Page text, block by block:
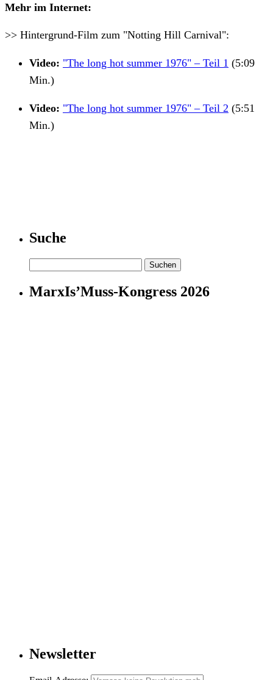
Mehr im Internet:
>> Hintergrund-Film zum "Notting Hill Carnival":
Video: "The long hot summer 1976" – Teil 1 (5:09
Min.)
Video: "The long hot summer 1976" – Teil 2 (5:51
Min.)
Suche
nach:
MarxIs’Muss-Kongress 2026
Newsletter